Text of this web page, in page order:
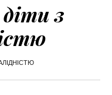
діти з